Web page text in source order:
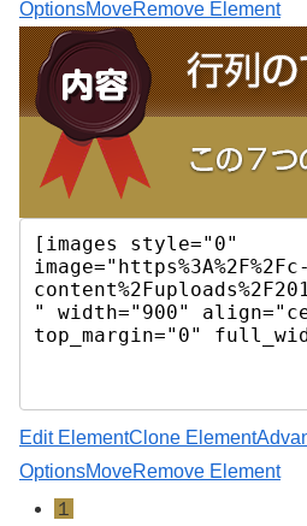
OptionsMoveRemove Element
Edit ElementClone Element
OptionsMoveRemove Element
１